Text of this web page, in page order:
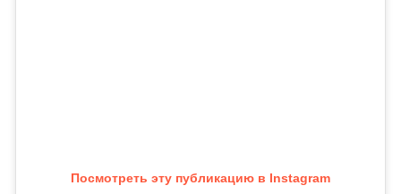
Посмотреть эту публикацию в Instagram